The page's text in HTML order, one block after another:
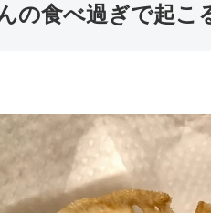
の食べ過ぎで起こ